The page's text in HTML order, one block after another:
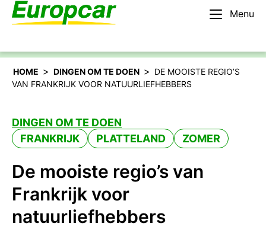
Menu
Nederlands – BE
HOME > DINGEN OM TE DOEN > DE MOOISTE REGIO’S
VAN FRANKRIJK VOOR NATUURLIEFHEBBERS
DINGEN OM TE DOEN
FRANKRIJK
PLATTELAND ZOMER
De mooiste regio’s van
Frankrijk voor
natuurliefhebbers